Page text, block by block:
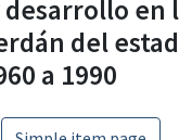
desarrollo en
del
a 1990